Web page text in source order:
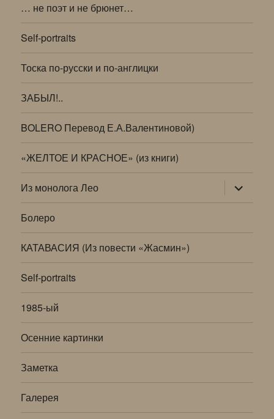
… не поэт и не брюнет…
Self-portraits
Тоска по-русски и по-англицки
ЗАБЫЛ!..
BOLERO Перевод Е.А.Валентиновой)
«ЖЕЛТОЕ И КРАСНОЕ» (из книги)
Из монолога Лео раскрыть
дочернее
меню
Болеро
КАТАВАСИЯ (Из повести «Жасмин»)
Self-portraits
1985-ый
Осенние картинки
Заметка
Галерея